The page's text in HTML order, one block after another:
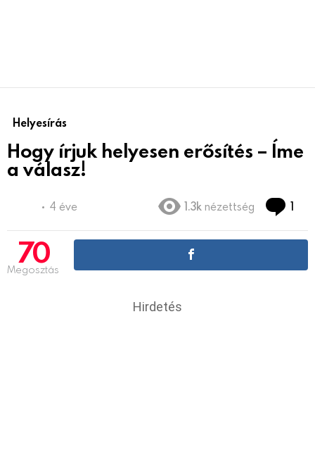
Helyesírás
Hogy írjuk helyesen erősítés – Íme
a válasz!
4 éve 1.3k nézettség 1
70
Megosztás
Hirdetés